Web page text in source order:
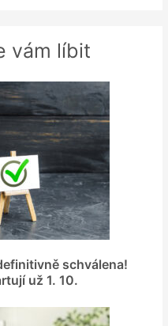
vám líbit
schválena!
už 1. 10.